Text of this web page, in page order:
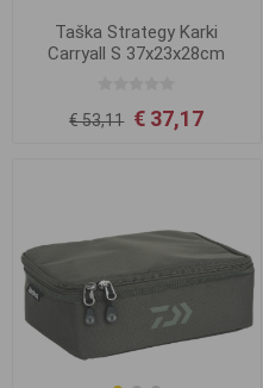
Taška Strategy Karki
Carryall S 37x23x28cm
€ 53,11 € 37,17